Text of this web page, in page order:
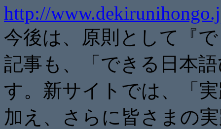
http://
今後は、原則として『
記事も、「できる日本
す。新サイトでは、「
加え、さらに皆さまの